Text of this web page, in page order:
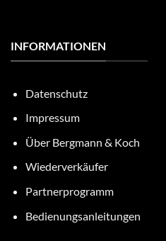
INFORMATIONEN
Datenschutz
Impressum
Über Bergmann & Koch
Wiederverkäufer
Partnerprogramm
Bedienungsanleitungen